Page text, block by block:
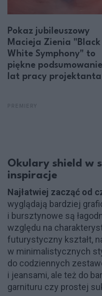
Pokaz jubileuszowy
Macieja Zienia "Black
White Symphony" to
piękne
lat pracy projektanta
Okulary shield w
inspiracje
Najłatwiej zacząć od
wyglądają bardziej
i bursztynowe są
względu na
futurystyczny kształt,
w minimalistycznych
do codziennych
i jeansami, ale też do
garnituru czy prostej